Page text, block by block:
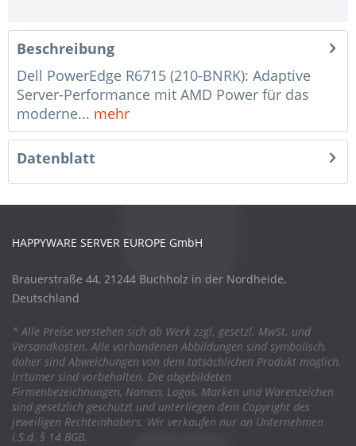
Beschreibung
Dell PowerEdge R6715 (210-BNRK): Adaptive
Server-Performance mit AMD Power für das
moderne... mehr
Datenblatt
HAPPYWARE SERVER EUROPE GmbH
Brauerstraße 44, 21244 Buchholz in der Nordheide,
Deutschland
* Alle Preise verstehen sich ab Werk zzgl. gesetzl. MwSt. und
Versandkosten. Alle vorhandenen Abbildungen sind symbolisch,
daher sind Abweichungen von dem tatsächlichen Produkt möglich.
Irrtümer sind vorbehalten. Die abgebildeten
Firmenbezeichnungen, Namen, Logos, Marken und Warenzeichen
sind gesetzlich geschützt und unterliegen dem Copyright des
jeweiligen Rechteinhabers. Wir verkaufen nur an Unternehmen
i.S.d. § 14 BGB.